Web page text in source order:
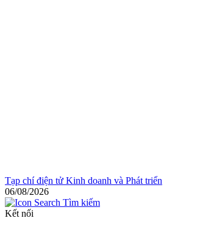
Tạp chí điện tử Kinh doanh và Phát triển
06/08/2026
Tìm kiếm
Kết nối